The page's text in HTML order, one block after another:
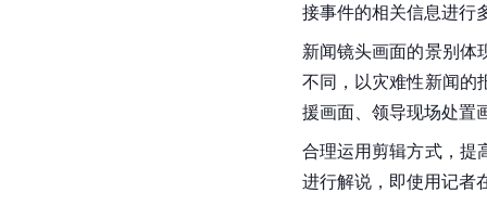
接事件的相关信息进行
新闻镜头画面的景别体
不同，以灾难性新闻的
援画面、领导现场处置
合理运用剪辑方式，提
进行解说，即使用记者